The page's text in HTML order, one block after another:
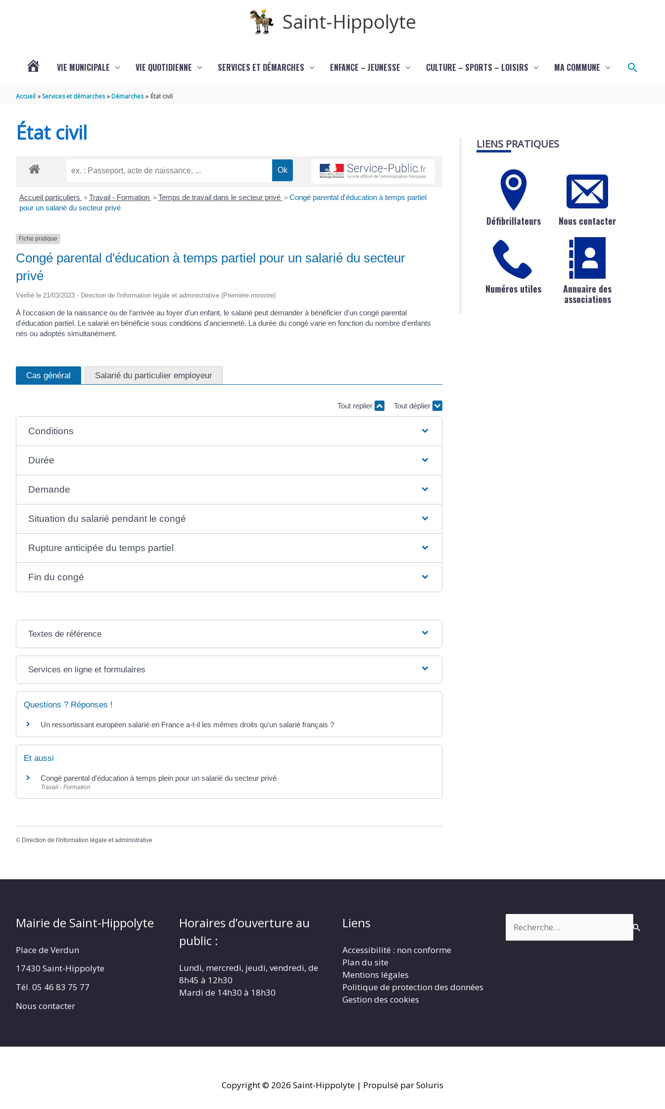
Saint-Hippolyte
SAINT-
HIPPOLYTE
(17430)
VIE MUNICIPALE VIE QUOTIDIENNE SERVICES ET DÉMARCHES ENFANCE – JEUNESSE CULTURE – SPORTS – LOISIRS MA COMMUNE
Accueil Services et démarches Démarches État civil
État civil
Accueil particuliers > Travail - Formation > Temps de travail dans le secteur privé > Congé parental d'éducation à temps partiel
pour un salarié du secteur privé
Fiche pratique
Congé parental d'éducation à temps partiel pour un salarié du secteur
privé
Vérifié le 21/03/2023 - Direction de l'information légale et administrative (Première ministre)
À l'occasion de la naissance ou de l'arrivée au foyer d'un enfant, le salarié peut demander à bénéficier d'un congé parental
d'éducation partiel. Le salarié en bénéficie sous conditions d'ancienneté. La durée du congé varie en fonction du nombre d'enfants
nés ou adoptés simultanément.
Cas général Salarié du particulier employeur
Tout replier Tout déplier
Conditions
Durée
Demande
Situation du salarié pendant le congé
Rupture anticipée du temps partiel
Fin du congé
Textes de référence
Services en ligne et formulaires
Questions ? Réponses !
Un ressortissant européen salarié en France a-t-il les mêmes droits qu'un salarié français ?
Et aussi
Congé parental d'éducation à temps plein pour un salarié du secteur privé
Travail - Formation
© Direction de l'information légale et administrative
LIENS PRATIQUES
Défibrillateurs Nous contacter
Numéros utiles
Annuaire des
associations
Mairie de Saint-Hippolyte
Place de Verdun
17430 Saint-Hippolyte
Tél. 05 46 83 75 77
Nous contacter
Horaires d’ouverture au
public :
Lundi, mercredi, jeudi, vendredi, de
8h45 à 12h30
Mardi de 14h30 à 18h30
Liens
Accessibilité : non conforme
Plan du site
Mentions légales
Politique de protection des données
Gestion des cookies
Copyright © 2026 Saint-Hippolyte | Propulsé par Soluris